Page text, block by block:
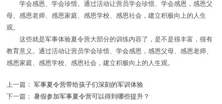
学会感恩、学会珍惜。通过活动让营员学会珍惜、学会感恩，感恩父
母、感恩老师、感恩家庭、感恩学校、感恩社会，建立积极向上的人生
观。
这些就是军事体验夏令营大部分的训练内容了，是不是很丰富，很有
教育意义。通过活动让营员学会珍惜、学会感恩，感恩父母、感恩老师、
感恩家庭、感恩学校、感恩社会，建立积极向上的人生观。
上一篇： 军事夏令营带给孩子们深刻的军训体验
下一篇： 暑假参加军事夏令营可以得到哪些提升？